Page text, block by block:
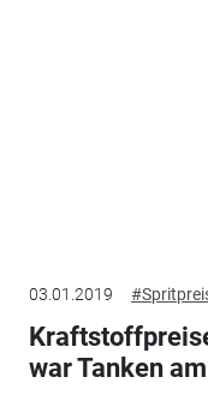
03.01.2019
war Tanken